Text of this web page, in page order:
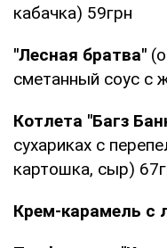
кабачка) 59грн
"Лесная братва"
сметанный соус с
Котлета "Багз
сухариках с
картошка, сыр)
Крем-карамель с